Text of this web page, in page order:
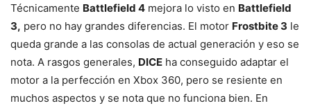
Técnicamente Battlefield 4 mejora lo visto en Battlefield
3, pero no hay grandes diferencias. El motor Frostbite 3 le
queda grande a las consolas de actual generación y eso se
nota. A rasgos generales, DICE ha conseguido adaptar el
motor a la perfección en Xbox 360, pero se resiente en
muchos aspectos y se nota que no funciona bien. En